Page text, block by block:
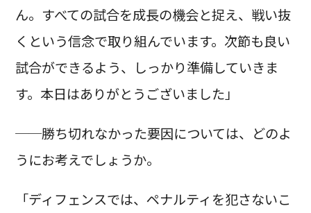
ん。すべての試合を成長の機会と捉え、戦い抜
くという信念で取り組んでいます。次節も良い
試合ができるよう、しっかり準備していきま
す。本日はありがとうございました」
──勝ち切れなかった要因については、どのよ
うにお考えでしょうか。
「ディフェンスでは、ペナルティを犯さないこ